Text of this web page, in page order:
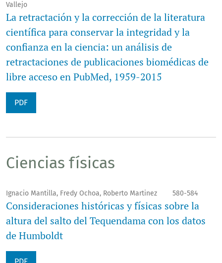
Vallejo
La retractación y la corrección de la literatura
científica para conservar la integridad y la
confianza en la ciencia: un análisis de
retractaciones de publicaciones biomédicas de
libre acceso en PubMed, 1959-2015
PDF
Ciencias físicas
Ignacio Mantilla, Fredy Ochoa, Roberto Martinez 580-584
Consideraciones históricas y físicas sobre la
altura del salto del Tequendama con los datos
de Humboldt